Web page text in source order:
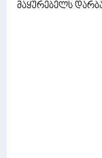
მაყურებელს